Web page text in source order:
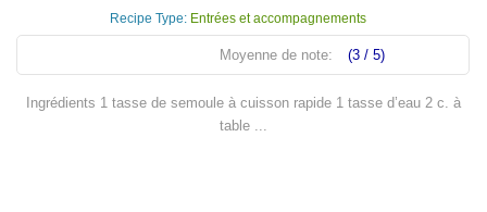
Recipe Type: Entrées et accompagnements
Moyenne de note: (3 / 5)
Ingrédients 1 tasse de semoule à cuisson rapide 1 tasse d’eau 2 c. à
table ...